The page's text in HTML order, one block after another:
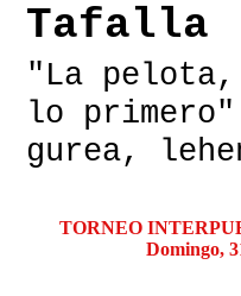
Tafalla
"La
lo
gurea,
TORNEO
Domingo,